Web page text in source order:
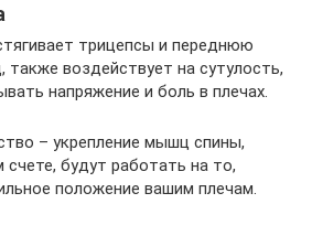
трицепсы и переднюю
воздействует на сутулость,
напряжение и боль в плечах.
– укрепление мышц спины,
будут работать на то,
положение вашим плечам.